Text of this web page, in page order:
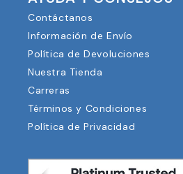
Contáctanos
Información de Envío
Política de Devoluciones
Nuestra Tienda
Carreras
Términos y Condiciones
Política de Privacidad